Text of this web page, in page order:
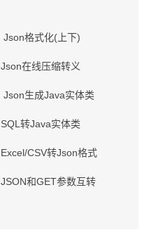
Json格式化(上下)
Json在线压缩转义
Json生成Java实体类
SQL转Java实体类
Excel/CSV转Json格式
JSON和GET参数互转